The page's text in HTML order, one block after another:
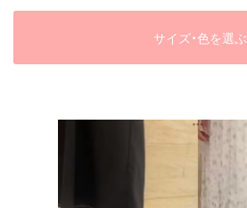
サイズ・色を選ぶ